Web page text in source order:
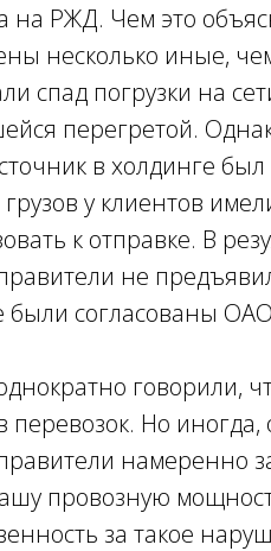
на РЖД. Чем это
несколько иные,
спад погрузки на
перегретой.
в холдинге
у клиентов
к отправке. В
не
были согласованы
говорили,
перевозок. Но
намеренно
провозную
за такое